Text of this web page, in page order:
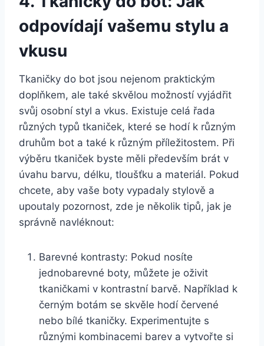
odpovídají vašemu stylu‍ a⁣
vkusu
Tkaničky do ⁢bot jsou⁢ nejenom praktickým
doplňkem, ale‌ také skvělou možností vyjádřit
svůj osobní styl a vkus.⁣ Existuje celá řada‍
různých ⁢typů tkaniček, které se hodí k⁢ různým
druhům ‍bot a ​také k různým příležitostem. Při
⁢výběru tkaniček ‌byste měli především brát v
úvahu barvu, délku, tloušťku a‍ materiál. Pokud
chcete, aby​ vaše boty vypadaly stylově a
upoutaly pozornost, zde je⁢ několik tipů, jak je
správně navléknout:
Barevné kontrasty: ‌Pokud nosíte
jednobarevné boty, ⁤můžete ⁣je oživit
tkaničkami v kontrastní barvě. Například k
černým botám se skvěle hodí červené
nebo ⁣bílé ‌tkaničky. Experimentujte s⁤
různými⁤ kombinacemi barev a vytvořte si